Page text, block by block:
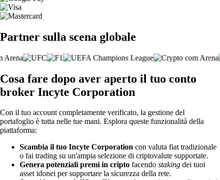
Partner sulla scena globale
Cosa fare dopo aver aperto il tuo conto
broker Incyte Corporation
Con il tuo account completamente verificato, la gestione del
portafoglio è tutta nelle tue mani. Esplora queste funzionalità della
piattaforma:
Scambia il tuo Incyte Corporation con valuta fiat tradizionale
o fai trading su un'ampia selezione di criptovalute supportate.
Genera potenziali premi in cripto facendo staking dei tuoi
asset idonei per supportare la sicurezza della rete.